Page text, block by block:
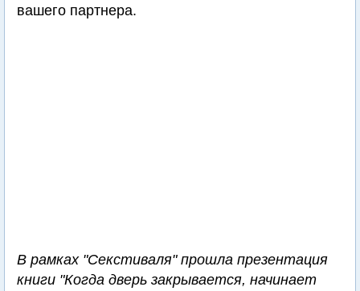
вашего партнера.
В рамках "Секстиваля" прошла презентация
книги "Когда дверь закрывается, начинает